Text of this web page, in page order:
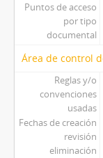
Puntos de acceso
por tipo
documental
Área de control
Reglas y/o
convenciones
usadas
Fechas de creación
revisión
eliminación